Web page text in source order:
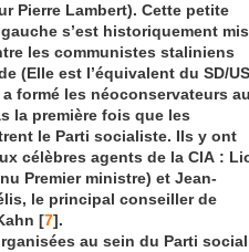
Pierre Lambert). Cette petite
s’est historiquement
les communistes staliniens
(Elle est l’équivalent du SD/
formé les néoconservateurs
la première fois que les
le Parti socialiste. Ils y ont
célèbres agents de la CIA :
Premier ministre) et Jean-
le principal conseiller de
[7].
au sein du Parti